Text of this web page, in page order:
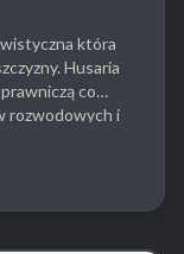
która
Husaria
co
rozwodowych i
Husarii
matrymonialnej